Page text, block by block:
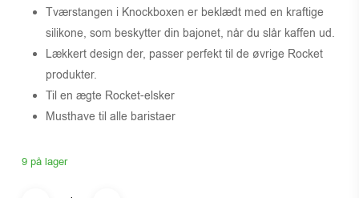
Tværstangen i Knockboxen er beklædt med en kraftige
silikone, som beskytter din bajonet, når du slår kaffen ud.
Lækkert design der, passer perfekt til de øvrige Rocket
produkter.
Til en ægte Rocket-elsker
Musthave til alle baristaer
9 på lager